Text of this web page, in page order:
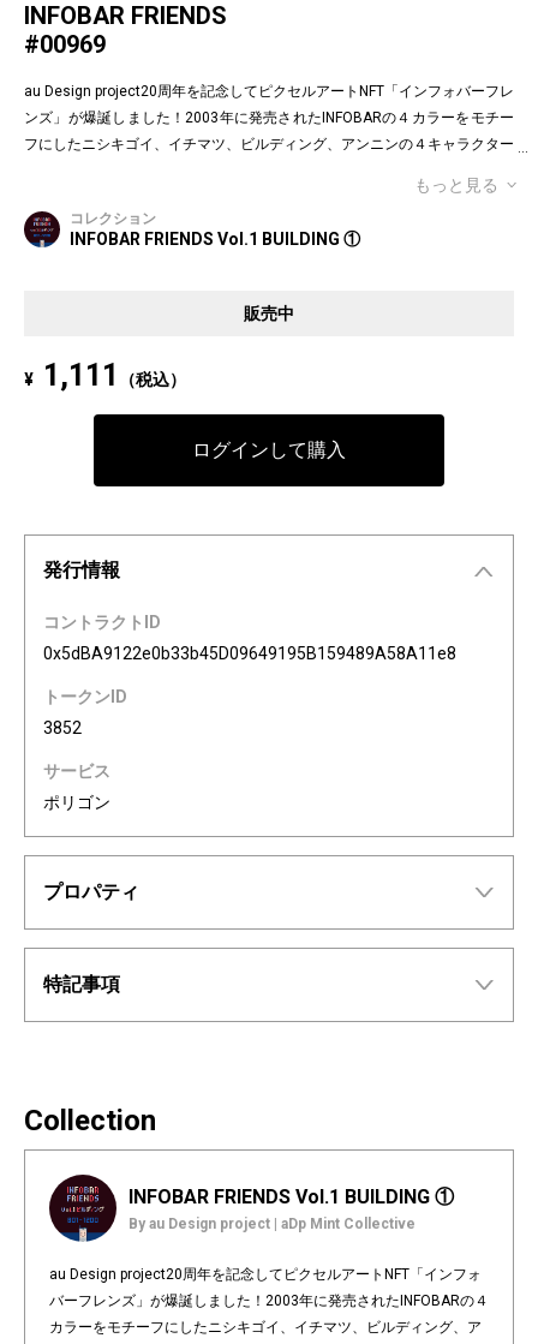
INFOBAR FRIENDS
#00969
au Design project20周年を記念してピクセルアートNFT「インフォバーフレ
ンズ」が爆誕しました！2003年に発売されたINFOBARの４カラーをモチー
フにしたニシキゴイ、イチマツ、ビルディング、アンニンの４キャラクター
れていた懐かしの絵文字！第１弾は全て絵柄の異なるaDp20thロゴ入り特別
版です。「キャラクター×表情×背景色」の組み合わせパターンは3,200種類
♪あなたのお気に入りはどれですか？
Pixel art NFT "INFOBAR Friends" was created to commemorate the 20th a
3. The expressions on the INFOBAR FRIENDS' faces are nostalgic pictogra
mbination patterns of "character x expression x background color."
もっと見る
コレクション
INFOBAR FRIENDS Vol.1 BUILDING ①
販売中
¥ 1,111 （税込）
ログインして購入
発行情報
コントラクトID
0x5dBA9122e0b33b45D09649195B159489A58A11e8
トークンID
3852
サービス
ポリゴン
プロパティ
特記事項
Collection
INFOBAR FRIENDS Vol.1 BUILDING ①
By au Design project | aDp Mint Collective
au Design project20周年を記念してピクセルアートNFT「インフォ
バーフレンズ」が爆誕しました！2003年に発売されたINFOBARの４
カラーをモチーフにしたニシキゴイ、イチマツ、ビルディング、ア